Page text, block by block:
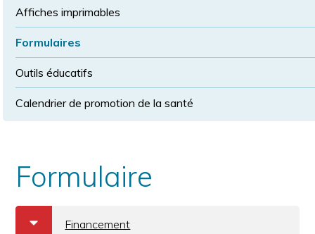
Affiches imprimables
Formulaires
Outils éducatifs
Calendrier de promotion de la santé
Formulaire
a
b Financement